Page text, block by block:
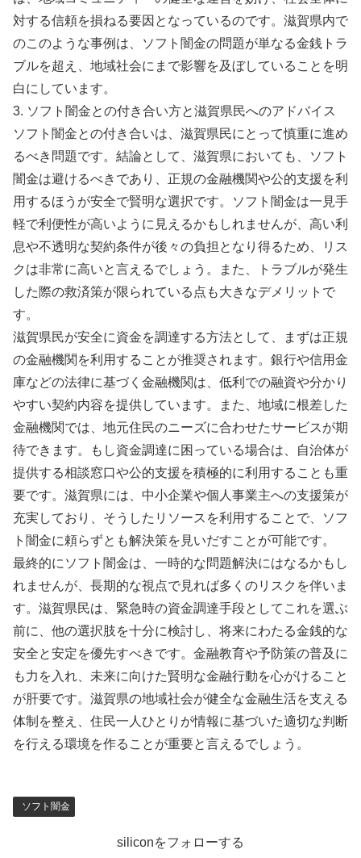
対する信頼を損ねる要因となっているのです。滋賀県内で
のこのような事例は、ソフト闇金の問題が単なる金銭トラ
ブルを超え、地域社会にまで影響を及ぼしていることを明
白にしています。
3. ソフト闇金との付き合い方と滋賀県民へのアドバイス
ソフト闇金との付き合いは、滋賀県民にとって慎重に進め
るべき問題です。結論として、滋賀県においても、ソフト
闇金は避けるべきであり、正規の金融機関や公的支援を利
用するほうが安全で賢明な選択です。ソフト闇金は一見手
軽で利便性が高いように見えるかもしれませんが、高い利
息や不透明な契約条件が後々の負担となり得るため、リス
クは非常に高いと言えるでしょう。また、トラブルが発生
した際の救済策が限られている点も大きなデメリットで
す。
滋賀県民が安全に資金を調達する方法として、まずは正規
の金融機関を利用することが推奨されます。銀行や信用金
庫などの法律に基づく金融機関は、低利での融資や分かり
やすい契約内容を提供しています。また、地域に根差した
金融機関では、地元住民のニーズに合わせたサービスが期
待できます。もし資金調達に困っている場合は、自治体が
提供する相談窓口や公的支援を積極的に利用することも重
要です。滋賀県には、中小企業や個人事業主への支援策が
充実しており、そうしたリソースを利用することで、ソフ
ト闇金に頼らずとも解決策を見いだすことが可能です。
最終的にソフト闇金は、一時的な問題解決にはなるかもし
れませんが、長期的な視点で見れば多くのリスクを伴いま
す。滋賀県民は、緊急時の資金調達手段としてこれを選ぶ
前に、他の選択肢を十分に検討し、将来にわたる金銭的な
安全と安定を優先すべきです。金融教育や予防策の普及に
も力を入れ、未来に向けた賢明な金融行動を心がけること
が肝要です。滋賀県の地域社会が健全な金融生活を支える
体制を整え、住民一人ひとりが情報に基づいた適切な判断
を行える環境を作ることが重要と言えるでしょう。
ソフト闇金
siliconをフォローする